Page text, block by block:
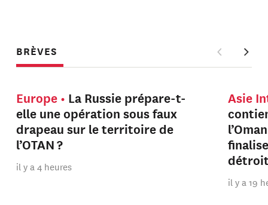
BRÈVES
Europe
La Russie prépare-t-
elle une opération sous faux
drapeau sur le territoire de
l’OTAN ?
il y a 4 heures
Asie
il y a 19